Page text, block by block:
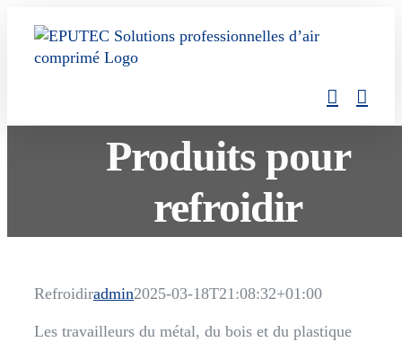
content
Produits pour
refroidir
Refroidiradmin2025-03-18T21:08:32+01:00
Les travailleurs du métal, du bois et du plastique